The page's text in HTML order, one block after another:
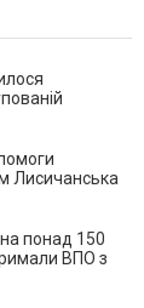
Лисичанська
понад 150
ВПО з